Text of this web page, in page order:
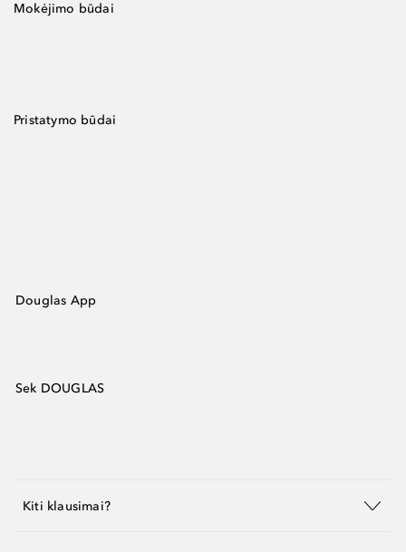
Mokėjimo būdai
Pristatymo būdai
Douglas App
Sek DOUGLAS
Kiti klausimai?